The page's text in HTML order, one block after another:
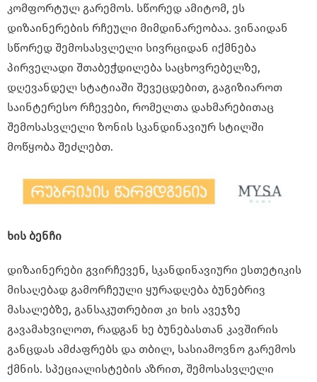
კომფორტულ გარემოს. სწორედ ამიტომ, ეს
დიზაინერების რჩეული მიმდინარეობაა. ვინაიდან
სწორედ შემოსასვლელი სივრციდან იქმნება
პირველადი შთაბეჭდილება საცხოვრებელზე,
დღევანდელ სტატიაში შევეცდებით, გაგიზიაროთ
საინტერესო რჩევები, რომელთა დახმარებითაც
შემოსასვლელი ზონის სკანდინავიურ სტილში
მოწყობა შეძლებთ.
ხის ბენჩი
დიზაინერები გვირჩევენ, სკანდინავიური ესთეტიკის
მისაღებად გამორჩეული ყურადღება ბუნებრივ
მასალებზე, განსაკუთრებით კი ხის ავეჯზე
გავამახვილოთ, რადგან ხე ბუნებასთან კავშირის
განცდას ამძაფრებს და თბილ, სასიამოვნო გარემოს
ქმნის. სპეციალისტების აზრით, შემოსასვლელი